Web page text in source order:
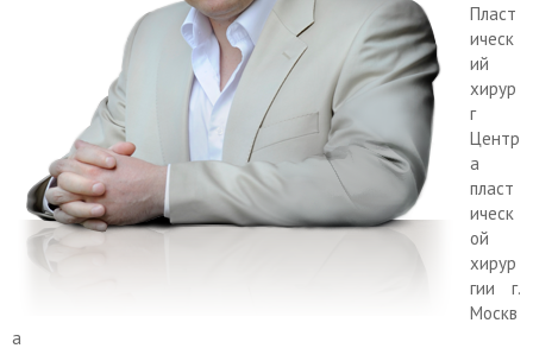
Пласт
ическ
ий
хирур
г
Центр
а
пласт
ическ
ой
хирур
гии г.
Москв
а